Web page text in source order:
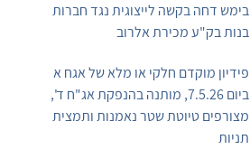
בימש דחה בקשה לייצוגית נגד חברות
בנות בק"ע מכירת אלרוב
פידיון מוקדם חלקי או מלא של אגח א
ביום 7.5.26, מותנה בהנפקת אג"ח ד',
מצורפים טיוטת שטר נאמנות ותמצית
תניות